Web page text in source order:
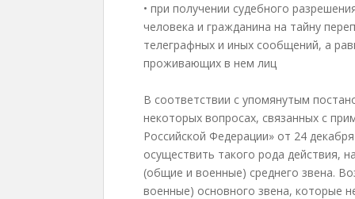
• при получении судебного
человека и гражданина на тайну
телеграфных и иных сообщений, а
проживающих в нем лиц
В соответствии с упомянутым
некоторых вопросах, связанных с
Российской Федерации» от 24
осуществить такого рода действия,
(общие и военные) среднего звена.
военные) основного звена, которые